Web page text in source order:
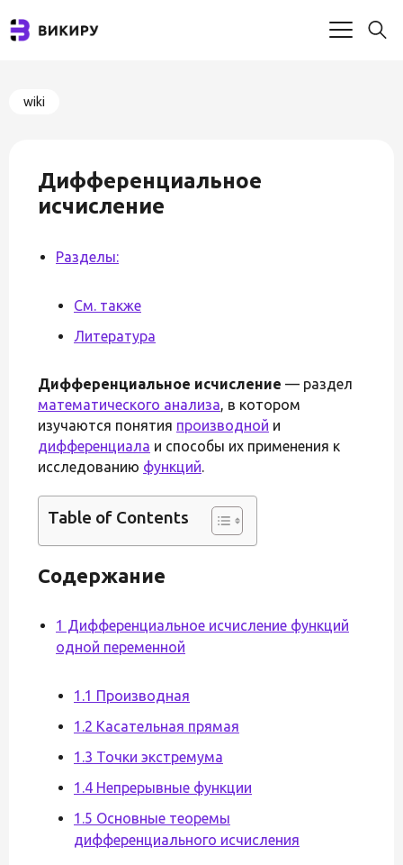
wiki
Дифференциальное
исчисление
Разделы:
См. также
Литература
Дифференциальное исчисление — раздел
математического анализа, в котором
изучаются понятия производной и
дифференциала и способы их применения к
исследованию функций.
Table of Contents
Содержание
1 Дифференциальное исчисление функций
одной переменной
1.1 Производная
1.2 Касательная прямая
1.3 Точки экстремума
1.4 Непрерывные функции
1.5 Основные теоремы
дифференциального исчисления